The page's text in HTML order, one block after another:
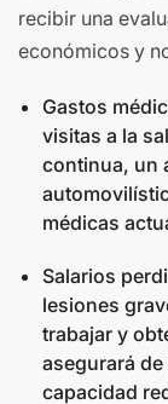
recibir una
económicos y
Gastos
visitas a la
continua, un
médicas
Salarios
lesiones
trabajar y
asegurará
capacidad